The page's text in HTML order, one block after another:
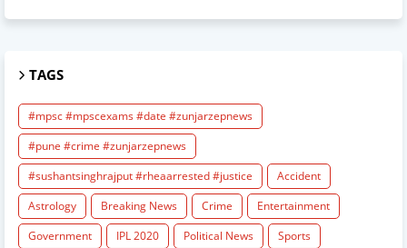
TAGS
#mpsc #mpscexams #date #zunjarzepnews
#pune #crime #zunjarzepnews
#sushantsinghrajput #rheaarrested #justice
Accident
Astrology
Breaking News Crime
Entertainment
Government
IPL 2020 Political News
Sports